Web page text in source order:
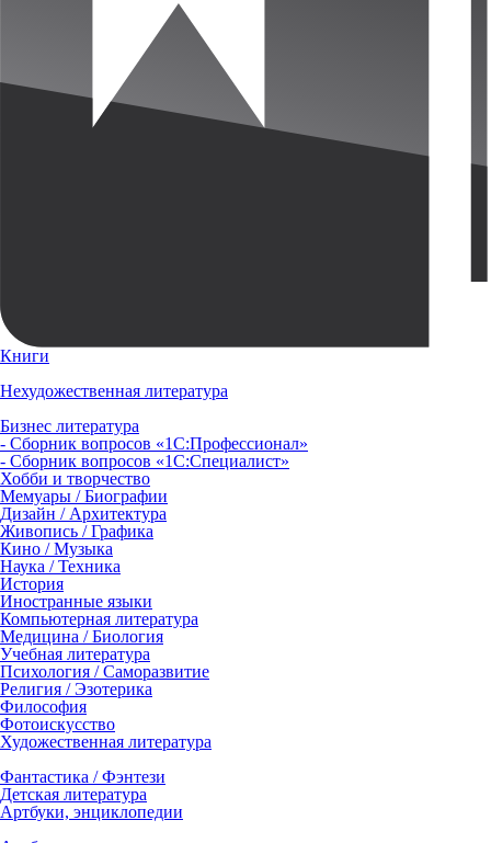
Книги
Нехудожественная литература
Бизнес литература
- Сборник вопросов «1С:Профессионал»
- Сборник вопросов «1С:Специалист»
Хобби и творчество
Мемуары / Биографии
Дизайн / Архитектура
Живопись / Графика
Кино / Музыка
Наука / Техника
История
Иностранные языки
Компьютерная литература
Медицина / Биология
Учебная литература
Психология / Саморазвитие
Религия / Эзотерика
Философия
Фотоискусство
Художественная литература
Фантастика / Фэнтези
Детская литература
Артбуки, энциклопедии